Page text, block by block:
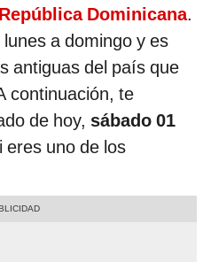
República Dominicana.
a domingo y es
antiguas del país que
continuación, te
de hoy, sábado 01
eres uno de los